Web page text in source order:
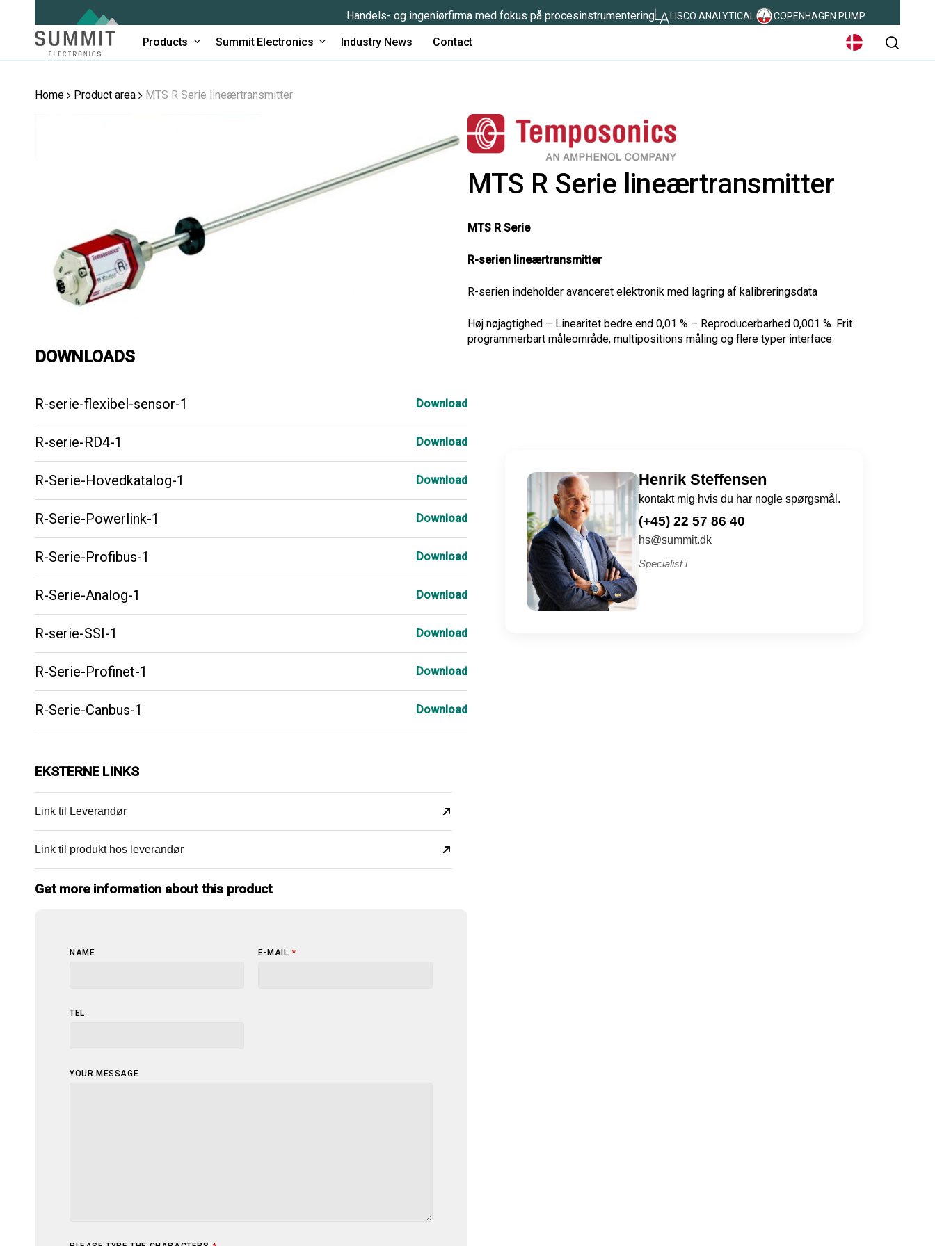
Handels- og ingeniørfirma med fokus på procesinstrumentering LISCO ANALYTICAL COPENHAGEN PUMP
Products Summit Electronics Industry News Contact
Home Product area MTS R Serie lineærtransmitter
DOWNLOADS
R-serie-flexibel-sensor-1 Download
R-serie-RD4-1 Download
R-Serie-Hovedkatalog-1 Download
R-Serie-Powerlink-1 Download
R-Serie-Profibus-1 Download
R-Serie-Analog-1 Download
R-serie-SSI-1 Download
R-Serie-Profinet-1 Download
R-Serie-Canbus-1 Download
EKSTERNE LINKS
Link til Leverandør
Link til produkt hos leverandør
Get more information about this product
NAME E-MAIL *
TEL
YOUR MESSAGE
MTS R Serie lineærtransmitter
MTS R Serie
R-serien lineærtransmitter
R-serien indeholder avanceret elektronik med lagring af kalibreringsdata
Høj nøjagtighed – Linearitet bedre end 0,01 % – Reproducerbarhed 0,001 %. Frit
programmerbart måleområde, multipositions måling og flere typer interface.
Henrik Steffensen
kontakt mig hvis du har nogle spørgsmål.
(+45) 22 57 86 40
hs@summit.dk
Specialist i